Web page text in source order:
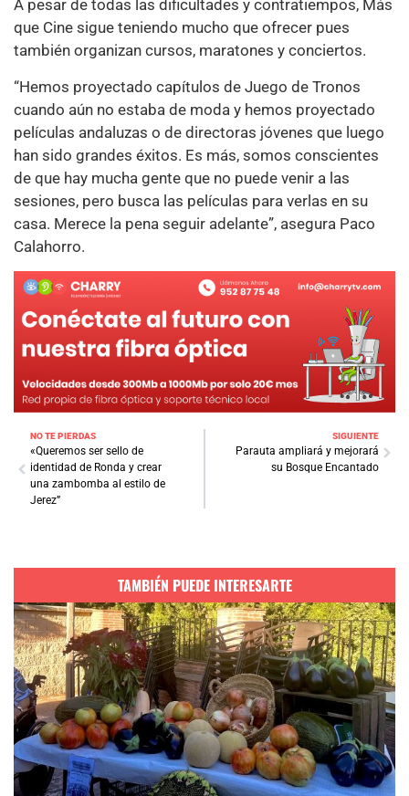
A pesar de todas las dificultades y contratiempos, Más
que Cine sigue teniendo mucho que ofrecer pues
también organizan cursos, maratones y conciertos.
“Hemos proyectado capítulos de Juego de Tronos
cuando aún no estaba de moda y hemos proyectado
películas andaluzas o de directoras jóvenes que luego
han sido grandes éxitos. Es más, somos conscientes
de que hay mucha gente que no puede venir a las
sesiones, pero busca las películas para verlas en su
casa. Merece la pena seguir adelante”, asegura Paco
Calahorro.
NO TE PIERDAS
«Queremos ser sello de
identidad de Ronda y crear
una zambomba al estilo de
Jerez”
SIGUIENTE
Parauta ampliará y mejorará
su Bosque Encantado
TAMBIÉN PUEDE INTERESARTE